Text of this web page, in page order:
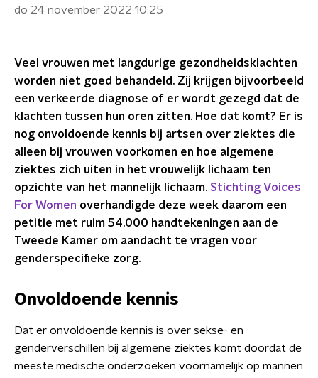
do 24 november 2022 10:25
Veel vrouwen met langdurige gezondheidsklachten
worden niet goed behandeld. Zij krijgen bijvoorbeeld
een verkeerde diagnose of er wordt gezegd dat de
klachten tussen hun oren zitten. Hoe dat komt? Er is
nog onvoldoende kennis bij artsen over ziektes die
alleen bij vrouwen voorkomen en hoe algemene
ziektes zich uiten in het vrouwelijk lichaam ten
opzichte van het mannelijk lichaam. Stichting Voices
For Women overhandigde deze week daarom een
petitie met ruim 54.000 handtekeningen aan de
Tweede Kamer om aandacht te vragen voor
genderspecifieke zorg.
Onvoldoende kennis
Dat er onvoldoende kennis is over sekse- en
genderverschillen bij algemene ziektes komt doordat de
meeste medische onderzoeken voornamelijk op mannen